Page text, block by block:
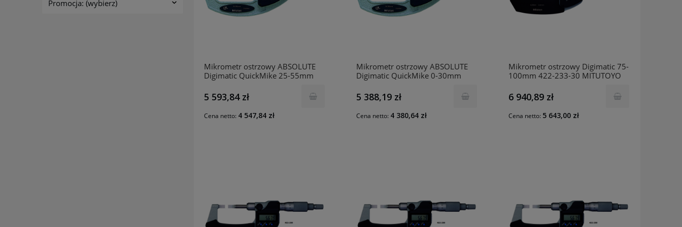
Promocja: (wybierz)
Mikrometr ostrzowy ABSOLUTE
Digimatic QuickMike 25-55mm
5 593,84 zł
Cena netto: 4 547,84 zł
Mikrometr ostrzowy ABSOLUTE
Digimatic QuickMike 0-30mm
5 388,19 zł
Cena netto: 4 380,64 zł
Mikrometr ostrzowy Digimatic 75-
100mm 422-233-30 MITUTOYO
6 940,89 zł
Cena netto: 5 643,00 zł